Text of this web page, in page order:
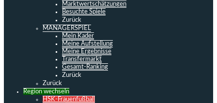
Marktwertschätzungen
Besuchte Spiele
Zurück
MANAGERSPIEL
Mein Kader
Meine Aufstellung
Meine Ergebnisse
Transfermarkt
Gesamt-Ranking
Zurück
Zurück
Region wechseln
HSK-Frauenfußball